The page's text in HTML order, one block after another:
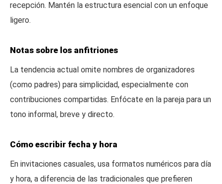
recepción. Mantén la estructura esencial con un enfoque
ligero.
Notas sobre los anfitriones
La tendencia actual omite nombres de organizadores
(como padres) para simplicidad, especialmente con
contribuciones compartidas. Enfócate en la pareja para un
tono informal, breve y directo.
Cómo escribir fecha y hora
En invitaciones casuales, usa formatos numéricos para día
y hora, a diferencia de las tradicionales que prefieren